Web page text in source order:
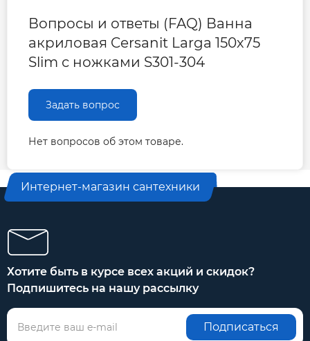
Вопросы и ответы (FAQ) Ванна
акриловая Cersanit Larga 150х75
Slim с ножками S301-304
Задать вопрос
Нет вопросов об этом товаре.
Интернет-магазин сантехники
Хотите быть в курсе всех акций и скидок?
Подпишитесь на нашу рассылку
Подписаться